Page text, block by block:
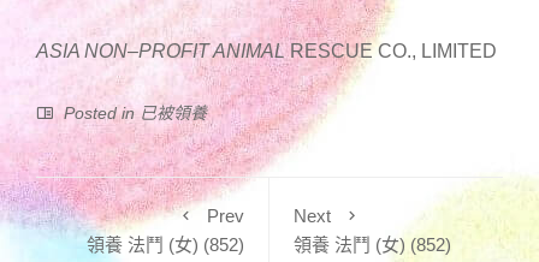
ASIA NON–PROFIT ANIMALRESCUE CO., LIMITED
Posted in已被領養
Prev
領養 法鬥 (女) (852)
Next
領養 法鬥 (女) (852)